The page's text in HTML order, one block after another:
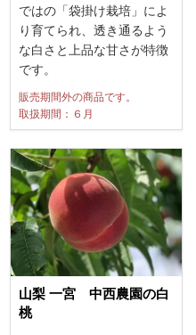
ではの「袋掛け栽培」によ
り育てられ、透き通るよう
な白さと上品な甘さが特徴
です。
販売期間外の商品です。
取扱期間：６月
山梨 一宮 中西農園の白
桃